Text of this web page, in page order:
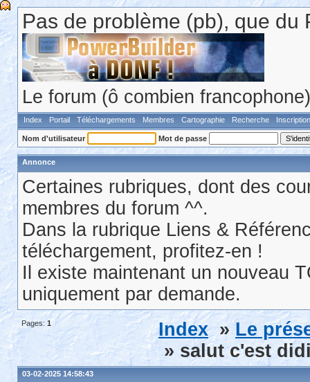
Pas de problème (pb), que du
Le forum (ô combien
Index Portail Téléchargements Membres Cartographie Recherche Inscription
Nom d'utilisateur Mot de passe
Annonce
Certaines rubriques, dont des
membres du forum ^^.
Dans la rubrique Liens &
téléchargement, profitez-en !
Il existe maintenant un nouveau
uniquement par demande.
Pages: 1 Index »Le
» salut c'est
03-02-2025 14:58:43